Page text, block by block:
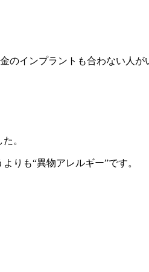
のインプラントも合わない人
。
りも“異物アレルギー”です。